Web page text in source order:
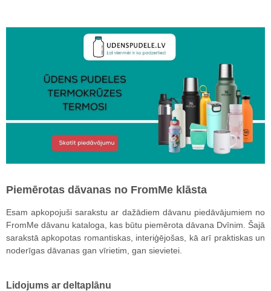
Piemērotas dāvanas no FromMe klāsta
Esam apkopojuši sarakstu ar dažādiem dāvanu piedāvājumiem no
FromMe dāvanu kataloga, kas būtu piemērota dāvana Dvīnim. Šajā
sarakstā apkopotas romantiskas, interiģējošas, kā arī praktiskas un
noderīgas dāvanas gan vīrietim, gan sievietei.
Lidojums ar deltaplānu